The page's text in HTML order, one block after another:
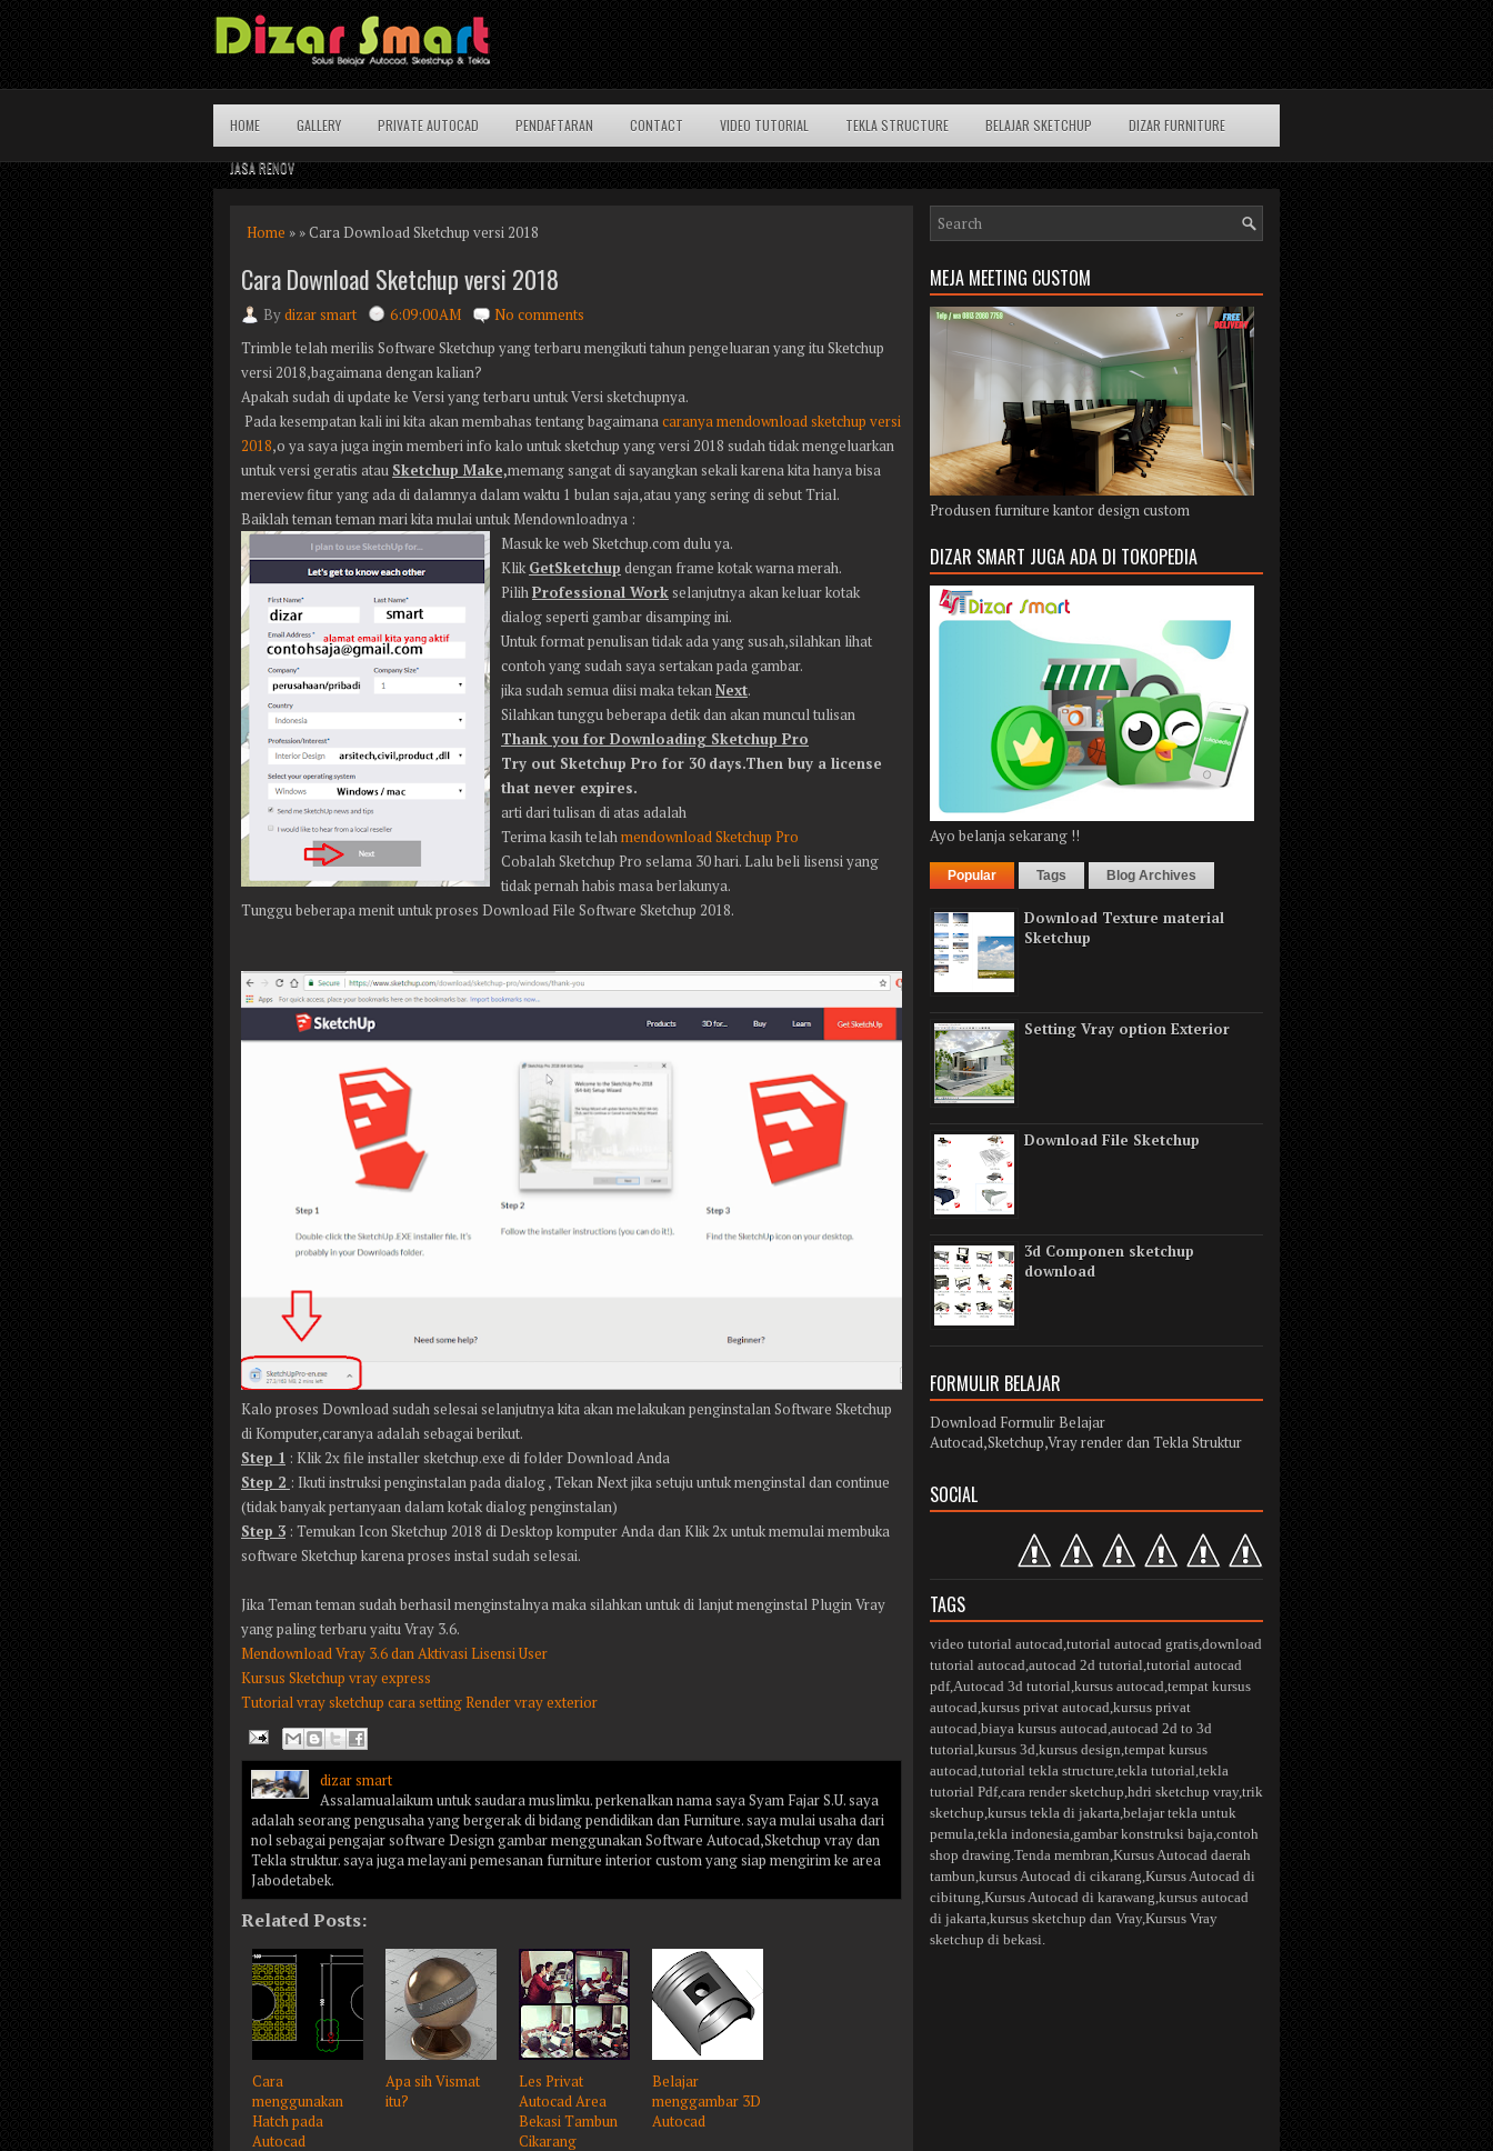
HOME GALLERY PRIVATE AUTOCAD PENDAFTARAN CONTACT VIDEO TUTORIAL TEKLA STRUCTURE BELAJAR SKETCHUP DIZAR FURNITURE
JASA RENOV
Home » » Cara Download Sketchup versi 2018
Cara Download Sketchup versi 2018
Bydizar smart 6:09:00 AM
No comments
Trimble telah merilis Software Sketchup yang terbaru mengikuti tahun pengeluaran yang itu Sketchup
versi 2018,bagaimana dengan kalian?
Apakah sudah di update ke Versi yang terbaru untuk Versi sketchupnya.
Pada kesempatan kali ini kita akan membahas tentang bagaimanacaranya mendownload sketchup versi
2018,o ya saya juga ingin memberi info kalo untuk sketchup yang versi 2018 sudah tidak mengeluarkan
untuk versi geratis atau Sketchup Make,memang sangat di sayangkan sekali karena kita hanya bisa
mereview fitur yang ada di dalamnya dalam waktu 1 bulan saja,atau yang sering di sebut Trial.
Baiklah teman teman mari kita mulai untuk Mendownloadnya :
Masuk ke web Sketchup.com dulu ya.
KlikGetSketchup dengan frame kotak warna merah.
PilihProfessional Work selanjutnya akan keluar kotak
dialog seperti gambar disamping ini.
Untuk format penulisan tidak ada yang susah,silahkan lihat
contoh yang sudah saya sertakan pada gambar.
jika sudah semua diisi maka tekanNext.
Silahkan tunggu beberapa detik dan akan muncul tulisan
Thank you for Downloading Sketchup Pro
Try out Sketchup Pro for 30 days.Then buy a license
that never expires.
arti dari tulisan di atas adalah
Terima kasih telahmendownload Sketchup Pro
Cobalah Sketchup Pro selama 30 hari. Lalu beli lisensi yang
tidak pernah habis masa berlakunya.
Tunggu beberapa menit untuk proses Download File Software Sketchup 2018.
Kalo proses Download sudah selesai selanjutnya kita akan melakukan penginstalan Software Sketchup
di Komputer,caranya adalah sebagai berikut.
Step 1 : Klik 2x file installer sketchup.exe di folder Download Anda
Step 2 : Ikuti instruksi penginstalan pada dialog , Tekan Next jika setuju untuk menginstal dan continue
(tidak banyak pertanyaan dalam kotak dialog penginstalan)
Step 3 : Temukan Icon Sketchup 2018 di Desktop komputer Anda dan Klik 2x untuk memulai membuka
software Sketchup karena proses instal sudah selesai.
Jika Teman teman sudah berhasil menginstalnya maka silahkan untuk di lanjut menginstal Plugin Vray
yang paling terbaru yaitu Vray 3.6.
Mendownload Vray 3.6 dan Aktivasi Lisensi User
Kursus Sketchup vray express
Tutorial vray sketchup cara setting Render vray exterior
dizar smart
Assalamualaikum untuk saudara muslimku. perkenalkan nama saya Syam Fajar S.U. saya
adalah seorang pengusaha yang bergerak di bidang pendidikan dan Furniture. saya mulai usaha dari
nol sebagai pengajar software Design gambar menggunakan Software Autocad,Sketchup vray dan
Tekla struktur. saya juga melayani pemesanan furniture interior custom yang siap mengirim ke area
Jabodetabek.
Related Posts:
Cara
menggunakan
Hatch pada
Autocad
Apa sih Vismat
itu?
Les Privat
Autocad Area
Bekasi Tambun
Cikarang
Belajar
menggambar 3D
Autocad
MEJA MEETING CUSTOM
Produsen furniture kantor design custom
DIZAR SMART JUGA ADA DI TOKOPEDIA
Ayo belanja sekarang !!
Popular Tags Blog Archives
Download Texture material
Sketchup
Setting Vray option Exterior
Download File Sketchup
3d Componen sketchup
download
FORMULIR BELAJAR
Download Formulir Belajar
Autocad,Sketchup,Vray render dan Tekla Struktur
SOCIAL
TAGS
video tutorial autocad,tutorial autocad gratis,download
tutorial autocad,autocad 2d tutorial,tutorial autocad
pdf,Autocad 3d tutorial,kursus autocad,tempat kursus
autocad,kursus privat autocad,kursus privat
autocad,biaya kursus autocad,autocad 2d to 3d
tutorial,kursus 3d,kursus design,tempat kursus
autocad,tutorial tekla structure,tekla tutorial,tekla
tutorial Pdf,cara render sketchup,hdri sketchup vray,trik
sketchup,kursus tekla di jakarta,belajar tekla untuk
pemula,tekla indonesia,gambar konstruksi baja,contoh
shop drawing.Tenda membran,Kursus Autocad daerah
tambun,kursus Autocad di cikarang,Kursus Autocad di
cibitung,Kursus Autocad di karawang,kursus autocad
di jakarta,kursus sketchup dan Vray,Kursus Vray
sketchup di bekasi.